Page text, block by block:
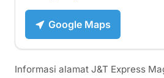
Google Maps
Informasi alamat J&T Express